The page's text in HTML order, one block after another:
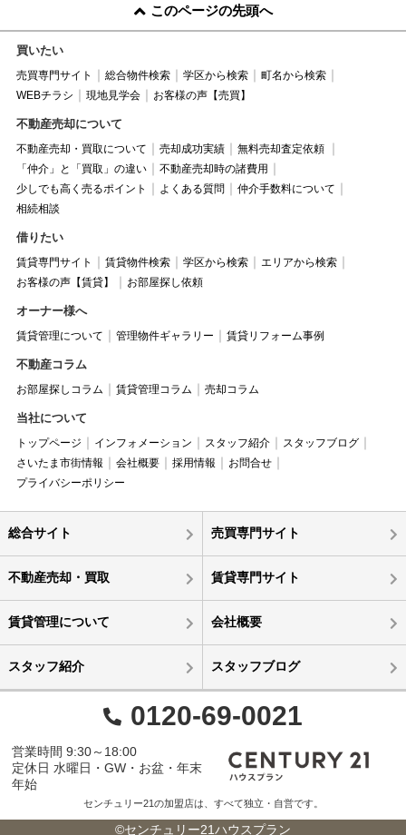
このページの先頭へ
買いたい
売買専門サイト 総合物件検索 学区から検索
町名から検索
WEBチラシ
現地見学会 お客様の声【売買】
不動産売却について
不動産売却・買取について 売却成功実績
無料売却査定依頼
「仲介」と「買取」の違い
不動産売却時の諸費用
少しでも高く売るポイント
よくある質問
仲介手数料について
相続相談
借りたい
賃貸専門サイト 賃貸物件検索 学区から検索
エリアから検索
お客様の声【賃貸】
お部屋探し依頼
オーナー様へ
賃貸管理について 管理物件ギャラリー 賃貸リフォーム事例
不動産コラム
お部屋探しコラム 賃貸管理コラム 売却コラム
当社について
トップページ インフォメーション スタッフ紹介
スタッフブログ
さいたま市街情報
会社概要 採用情報
お問合せ
プライバシーポリシー
総合サイト 売買専門サイト
不動産売却・買取 賃貸専門サイト
賃貸管理について 会社概要
スタッフ紹介 スタッフブログ
0120-69-0021
営業時間 9:30～18:00
定休日 水曜日・GW・お盆・年末
年始
センチュリー21の加盟店は、すべて独立・自営です。
©センチュリー21ハウスプラン